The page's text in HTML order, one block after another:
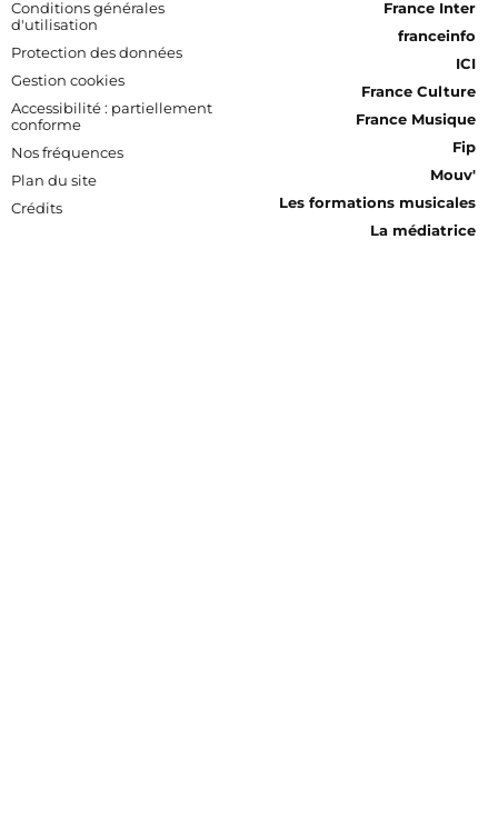
Conditions générales
d'utilisation
Protection des données
Gestion cookies
Accessibilité : partiellement
conforme
Nos fréquences
Plan du site
Crédits
France Inter
franceinfo
ICI
France Culture
France Musique
Fip
Mouv'
Les formations musicales
La médiatrice